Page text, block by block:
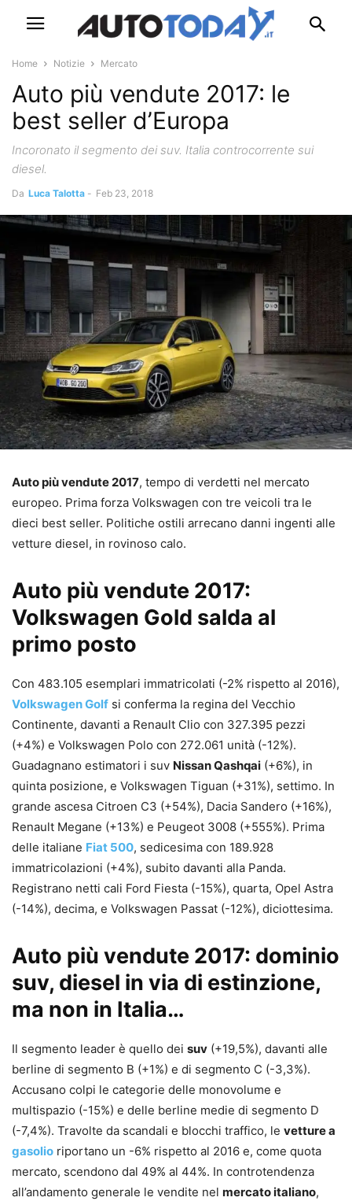
Home Notizie Mercato
Auto più vendute 2017: le
best seller d’Europa
Incoronato il segmento dei suv. Italia controcorrente sui
diesel.
Da Luca Talotta - Feb 23, 2018
Auto più vendute 2017, tempo di verdetti nel mercato
europeo. Prima forza Volkswagen con tre veicoli tra le
dieci best seller. Politiche ostili arrecano danni ingenti alle
vetture diesel, in rovinoso calo.
Auto più vendute 2017:
Volkswagen Gold salda al
primo posto
Con 483.105 esemplari immatricolati (-2% rispetto al 2016),
Volkswagen Golf si conferma la regina del Vecchio
Continente, davanti a Renault Clio con 327.395 pezzi
(+4%) e Volkswagen Polo con 272.061 unità (-12%).
Guadagnano estimatori i suv Nissan Qashqai (+6%), in
quinta posizione, e Volkswagen Tiguan (+31%), settimo. In
grande ascesa Citroen C3 (+54%), Dacia Sandero (+16%),
Renault Megane (+13%) e Peugeot 3008 (+555%). Prima
delle italiane Fiat 500, sedicesima con 189.928
immatricolazioni (+4%), subito davanti alla Panda.
Registrano netti cali Ford Fiesta (-15%), quarta, Opel Astra
(-14%), decima, e Volkswagen Passat (-12%), diciottesima.
Auto più vendute 2017: dominio
suv, diesel in via di estinzione,
ma non in Italia…
Il segmento leader è quello dei suv (+19,5%), davanti alle
berline di segmento B (+1%) e di segmento C (-3,3%).
Accusano colpi le categorie delle monovolume e
multispazio (-15%) e delle berline medie di segmento D
(-7,4%). Travolte da scandali e blocchi traffico, le vetture a
gasolio riportano un -6% rispetto al 2016 e, come quota
mercato, scendono dal 49% al 44%. In controtendenza
all’andamento generale le vendite nel mercato italiano,